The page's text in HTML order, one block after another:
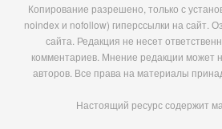
Копирование разрешено, только с
noindex и nofollow) гиперссылки на сайт.
сайта. Редакция не несет
комментариев. Мнение редакции может
авторов. Все права на материалы
Настоящий ресурс содержит